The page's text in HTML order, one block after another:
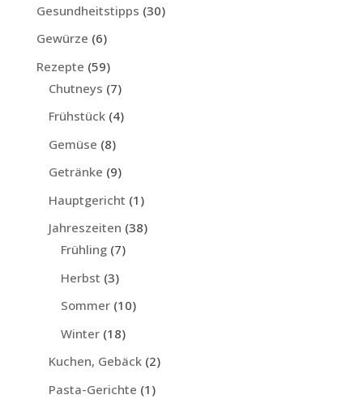
Gesundheitstipps (30)
Gewürze (6)
Rezepte (59)
Chutneys (7)
Frühstück(4)
Gemüse (8)
Getränke (9)
Hauptgericht (1)
Jahreszeiten (38)
Frühling(7)
Herbst (3)
Sommer(10)
Winter(18)
Kuchen, Gebäck(2)
Pasta-Gerichte (1)